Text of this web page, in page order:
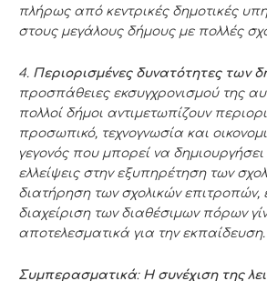
πλήρως από κεντρικές δημοτικές
στους μεγάλους δήμους με πολλές
4. Περιορισμένες δυνατότητες των
προσπάθειες εκσυγχρονισμού της
πολλοί δήμοι αντιμετωπίζουν
προσωπικό, τεχνογνωσία και
γεγονός που μπορεί να
ελλείψεις στην εξυπηρέτηση των
διατήρηση των σχολικών επιτροπών,
διαχείριση των διαθέσιμων πόρων
αποτελεσματικά για την εκπαίδευση.
Συμπερασματικά: Η συνέχιση της